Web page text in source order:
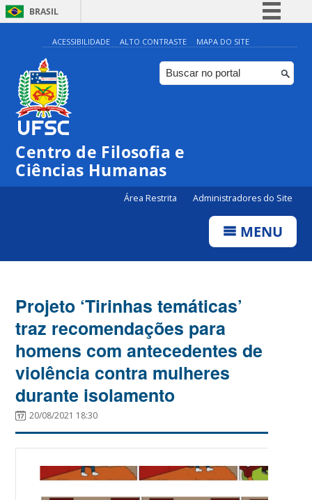
BRASIL
Simplifique!
Comunica BR
Participe
ACESSIBILIDADE ALTO CONTRASTE MAPA DO SITE
Centro de Filosofia e
Ciências Humanas
Área Restrita Administradores do Site
MENU
Projeto ‘Tirinhas temáticas’
traz recomendações para
homens com antecedentes de
violência contra mulheres
durante isolamento
20/08/2021 18:30